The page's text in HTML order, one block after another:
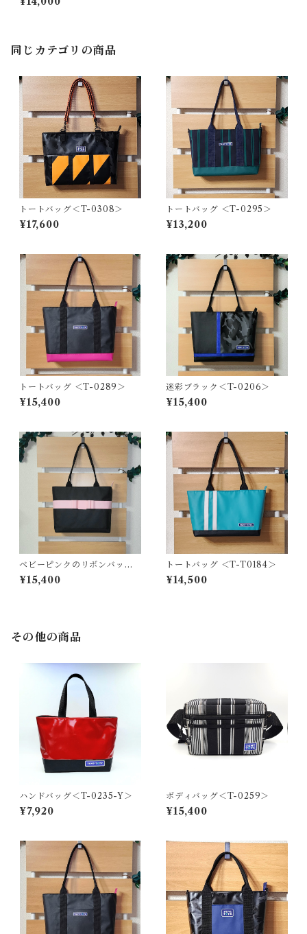
同じカテゴリの商品
トートバッグ＜T-0308＞
¥17,600
トートバッグ ＜T-0295＞
¥13,200
トートバッグ ＜T-0289＞
¥15,400
迷彩ブラック＜T-0206＞
¥15,400
ベビーピンクのリボンバッグ
＜T-0199＞
¥15,400
トートバッグ ＜T-T0184＞
¥14,500
その他の商品
ハンドバッグ＜T-0235-Y＞
¥7,920
ボディバッグ＜T-0259＞
¥15,400